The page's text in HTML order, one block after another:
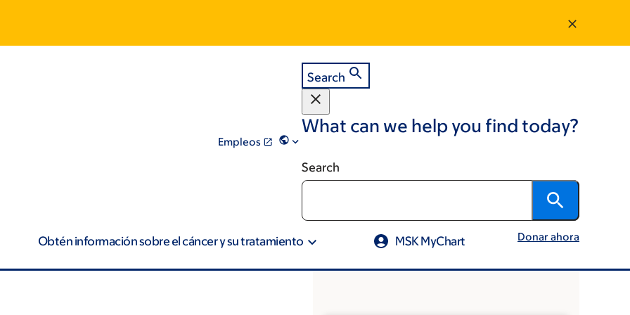
Empleos
Search
What can we help you find today?
Search
Obtén información sobre el cáncer y su tratamiento MSK MyChart Donar ahora